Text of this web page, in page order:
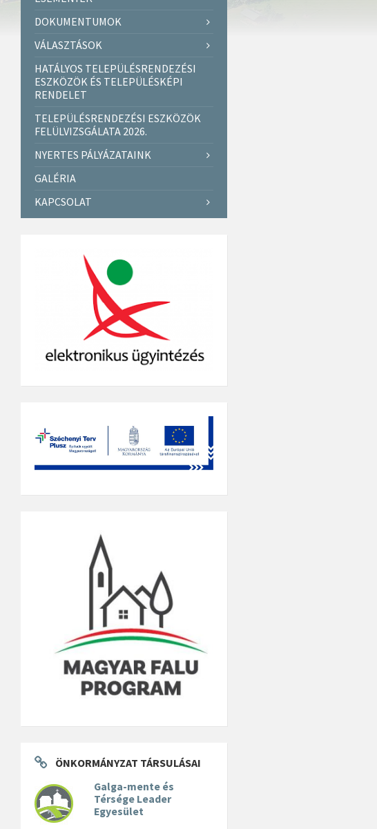
DOKUMENTUMOK
VÁLASZTÁSOK
HATÁLYOS TELEPÜLÉSRENDEZÉSI
ESZKÖZÖK ÉS TELEPÜLÉSKÉPI
RENDELET
TELEPÜLÉSRENDEZÉSI ESZKÖZÖK
FELÜLVIZSGÁLATA 2026.
NYERTES PÁLYÁZATAINK
GALÉRIA
KAPCSOLAT
ÖNKORMÁNYZAT TÁRSULÁSAI
Galga-mente és
Térsége Leader
Egyesület